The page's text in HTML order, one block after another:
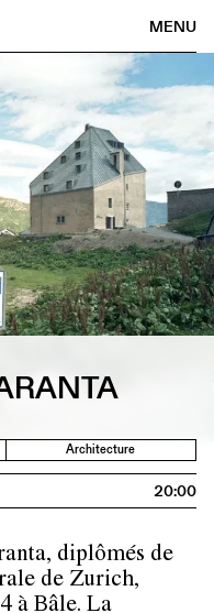
MENU
Architecture
20:00
diplômés de
de Zurich,
à Bâle. La